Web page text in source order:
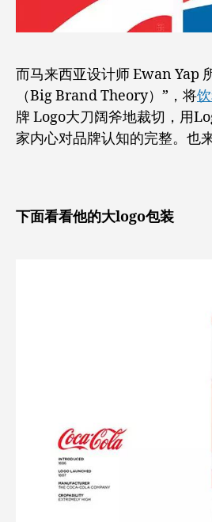
而马来西亚设计师 Ewan Yap
（Big Brand Theory）”，将
牌 Logo大刀阔斧地裁切，用
家内心对品牌认知的完整。也
下面看看他的大logo包装